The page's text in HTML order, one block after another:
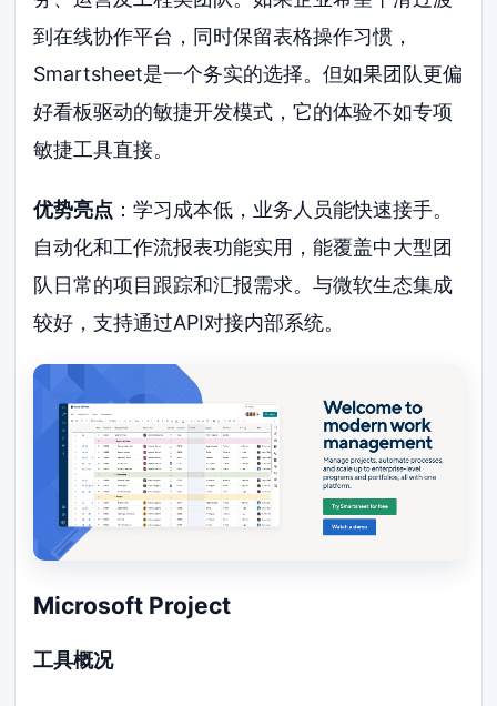
到在线协作平台，同时保留表格操作习惯，
Smartsheet是一个务实的选择。但如果团队更偏
好看板驱动的敏捷开发模式，它的体验不如专项
敏捷工具直接。
优势亮点 ：学习成本低，业务人员能快速接手。
自动化和工作流报表功能实用，能覆盖中大型团
队日常的项目跟踪和汇报需求。与微软生态集成
较好，支持通过API对接内部系统。
Microsoft Project
工具概况